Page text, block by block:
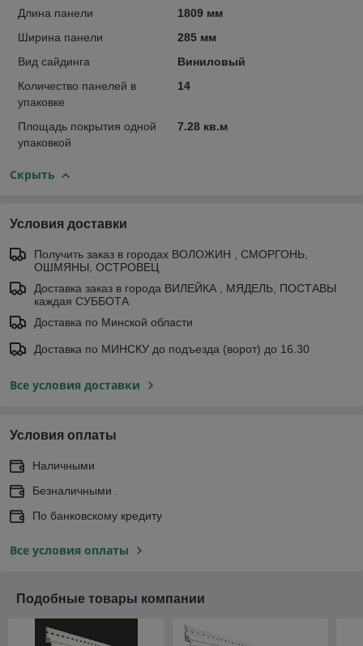
Длина панели
1809 мм
Ширина панели
285 мм
Вид сайдинга
Виниловый
Количество панелей в
упаковке
14
Площадь покрытия одной
упаковкой
7.28 кв.м
Скрыть
Условия доставки
Получить заказ в городах ВОЛОЖИН , СМОРГОНЬ,
ОШМЯНЫ, ОСТРОВЕЦ
Доставка заказ в города ВИЛЕЙКА , МЯДЕЛЬ, ПОСТАВЫ
каждая СУББОТА
Доставка по Минской области
Доставка по МИНСКУ до подъезда (ворот) до 16.30
Все условия доставки
Условия оплаты
Наличными
Безналичными .
По банковскому кредиту
Все условия оплаты
Подобные товары компании